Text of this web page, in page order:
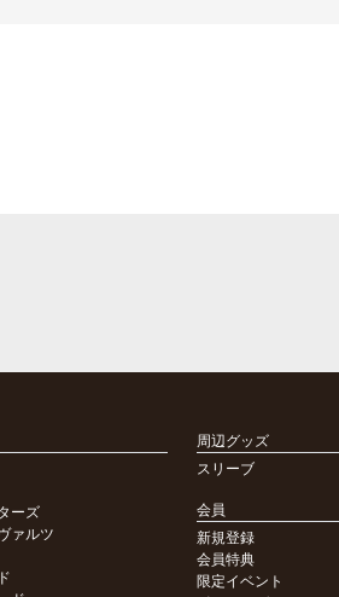
ーズ
ァルツ
周辺グッズ
スリーブ
会員
新規登録
会員特典
限定イベント